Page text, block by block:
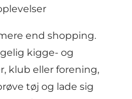
end shopping.
kigge- og
klub eller forening,
tøj og lade sig